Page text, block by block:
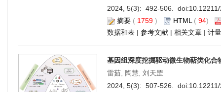
2024, 5(3): 492-506. doi:
摘要 ( 1759 ) HTML ( 94)
数据和表 | 参考文献 | 相关文章 | 计
基因组深度挖掘驱动微生物萜类化合
雷茹, 陶慧, 刘天罡
2024, 5(3): 507-526. doi: